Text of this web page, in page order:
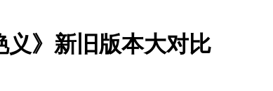
》新旧版本大对比